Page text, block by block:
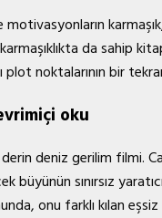
da sahip
plot noktalarının bir
oku
deniz gerilim filmi.
büyünün sınırsız
onu farklı kılan eşsiz